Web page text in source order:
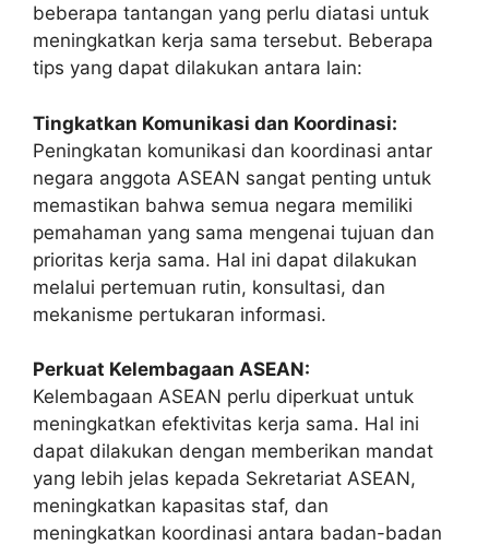
beberapa tantangan yang perlu diatasi untuk
meningkatkan kerja sama tersebut. Beberapa
tips yang dapat dilakukan antara lain:
Tingkatkan Komunikasi dan Koordinasi:
Peningkatan komunikasi dan koordinasi antar
negara anggota ASEAN sangat penting untuk
memastikan bahwa semua negara memiliki
pemahaman yang sama mengenai tujuan dan
prioritas kerja sama. Hal ini dapat dilakukan
melalui pertemuan rutin, konsultasi, dan
mekanisme pertukaran informasi.
Perkuat Kelembagaan ASEAN:
Kelembagaan ASEAN perlu diperkuat untuk
meningkatkan efektivitas kerja sama. Hal ini
dapat dilakukan dengan memberikan mandat
yang lebih jelas kepada Sekretariat ASEAN,
meningkatkan kapasitas staf, dan
meningkatkan koordinasi antara badan-badan